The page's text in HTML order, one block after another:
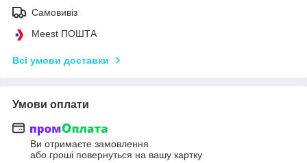
Самовивіз
Meest ПОШТА
Всі умови доставки
Умови оплати
Ви отримаєте замовлення
або гроші повернуться на вашу картку